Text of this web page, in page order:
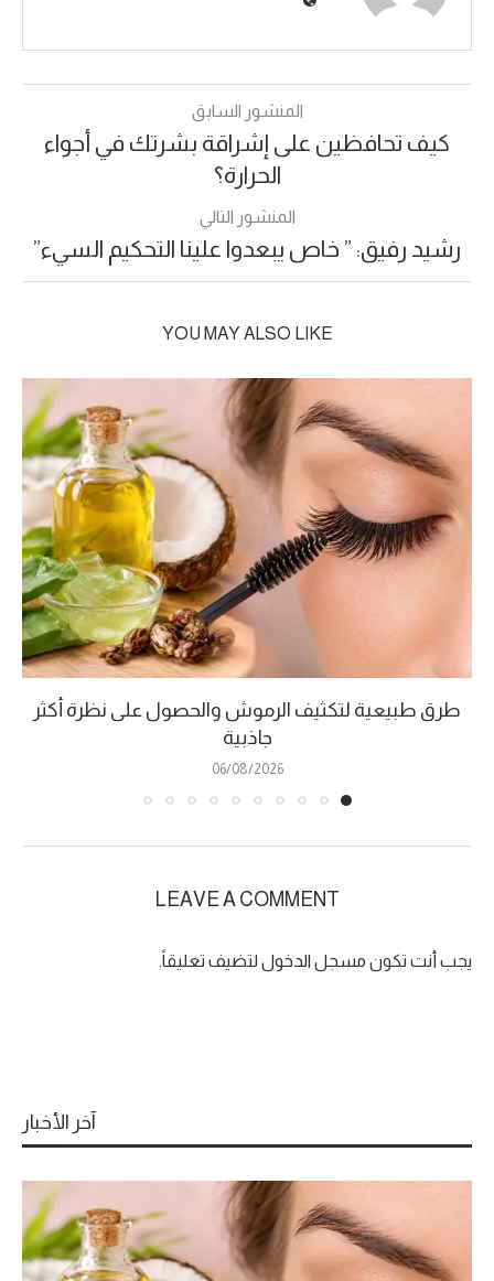
المنشور السابق
كيف تحافظين على إشراقة بشرتك في أجواء
الحرارة؟
المنشور التالي
رشيد رفيق: ” خاص يبعدوا علينا التحكيم السيء”
YOU MAY ALSO LIKE
طرق طبيعية لتكثيف الرموش والحصول على نظرة أكثر
جاذبية
06/08/2026
LEAVE A COMMENT
يجب أنت تكون مسجل الدخول لتضيف تعليقاً.
آخر الأخبار